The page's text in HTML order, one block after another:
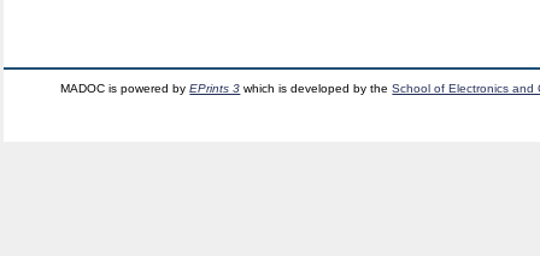
MADOC is powered byEPrints 3 which is developed by theSchool of Electronics and